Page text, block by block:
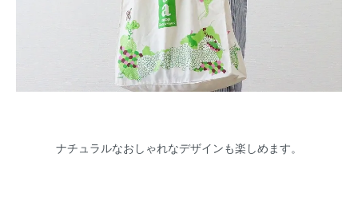
ナチュラルなおしゃれなデザインも楽しめます。